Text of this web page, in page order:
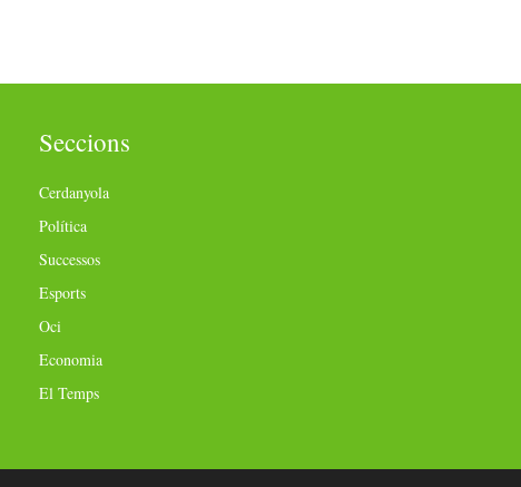
Seccions
Cerdanyola
Política
Successos
Esports
Oci
Economia
El Temps